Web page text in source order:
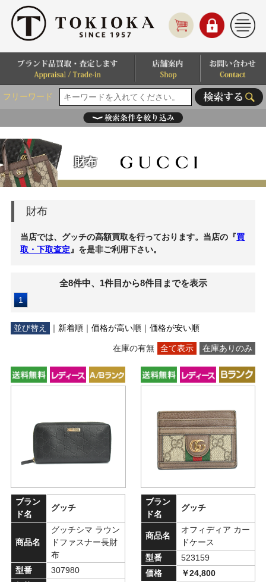
フリーワード
財布
財布
当店では、グッチの高額買取を行っております。当店の『買
取・下取査定 』を是非ご利用下さい。
全8件中、1件目から8件目までを表示
1
並び替え ｜ 新着順｜ 価格が高い順｜ 価格が安い順
在庫の有無 全て表示 在庫ありのみ
ブラン
ド名
グッチ
商品名
グッチシマ ラウン
ドファスナー長財
布
型番
307980
ブラン
ド名
グッチ
商品名
オフィディア カー
ドケース
型番
523159
価格
￥24,800